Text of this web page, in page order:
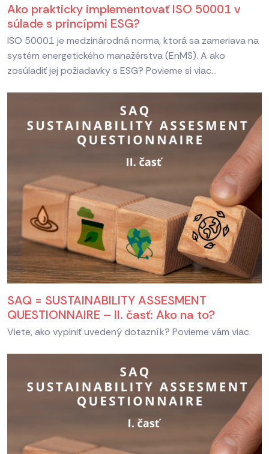
Ako prakticky implementovať ISO 50001 v
súlade s princípmi ESG?
ISO 50001 je medzinárodná norma, ktorá sa zameriava na
systém energetického manažérstva (EnMS). A ako
zosúladiť jej požiadavky s ESG? Povieme si viac...
SAQ = SUSTAINABILITY ASSESMENT
QUESTIONNAIRE – II. časť: Ako na to?
Viete, ako vyplniť uvedený dotazník? Povieme vám viac.